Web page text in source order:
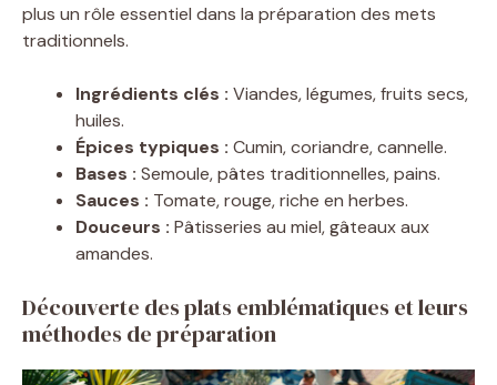
plus un rôle essentiel dans la préparation des mets
traditionnels.
Ingrédients clés : Viandes, légumes, fruits secs,
huiles.
Épices typiques : Cumin, coriandre, cannelle.
Bases : Semoule, pâtes traditionnelles, pains.
Sauces : Tomate, rouge, riche en herbes.
Douceurs : Pâtisseries au miel, gâteaux aux
amandes.
Découverte des plats emblématiques et leurs
méthodes de préparation